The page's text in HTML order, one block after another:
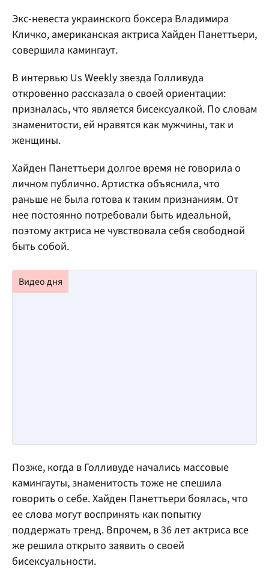
Экс-невеста украинского боксера Владимира
Кличко, американская актриса Хайден Панеттьери,
совершила камингаут.
В интервью Us Weekly звезда Голливуда
откровенно рассказала о своей ориентации:
призналась, что является бисексуалкой. По словам
знаменитости, ей нравятся как мужчины, так и
женщины.
Хайден Панеттьери долгое время не говорила о
личном публично. Артистка объяснила, что
раньше не была готова к таким признаниям. От
нее постоянно потребовали быть идеальной,
поэтому актриса не чувствовала себя свободной
быть собой.
Позже, когда в Голливуде начались массовые
камингауты, знаменитость тоже не спешила
говорить о себе. Хайден Панеттьери боялась, что
ее слова могут воспринять как попытку
поддержать тренд. Впрочем, в 36 лет актриса все
же решила открыто заявить о своей
бисексуальности.